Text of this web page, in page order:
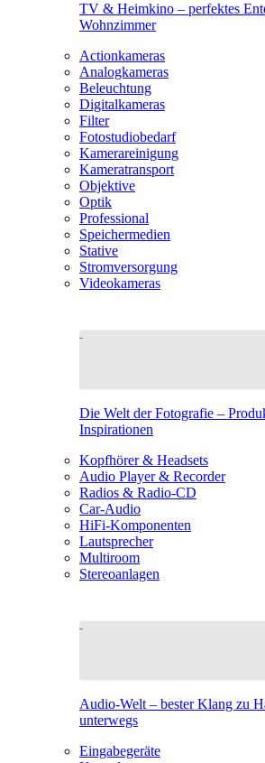
TV & Heimkino – perfektes
Wohnzimmer
Actionkameras
Analogkameras
Beleuchtung
Digitalkameras
Filter
Fotostudiobedarf
Kamerareinigung
Kameratransport
Objektive
Optik
Professional
Speichermedien
Stative
Stromversorgung
Videokameras
Die Welt der Fotografie –
Inspirationen
Kopfhörer & Headsets
Audio Player & Recorder
Radios & Radio-CD
Car-Audio
HiFi-Komponenten
Lautsprecher
Multiroom
Stereoanlagen
Audio-Welt – bester Klang zu
unterwegs
Eingabegeräte